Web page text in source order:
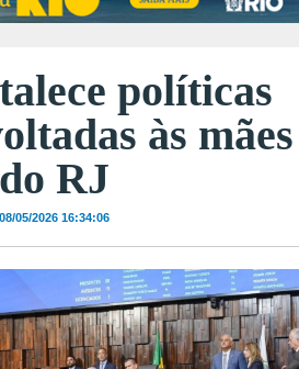
políticas
às mães
do RJ
08/05/2026 16:34:06